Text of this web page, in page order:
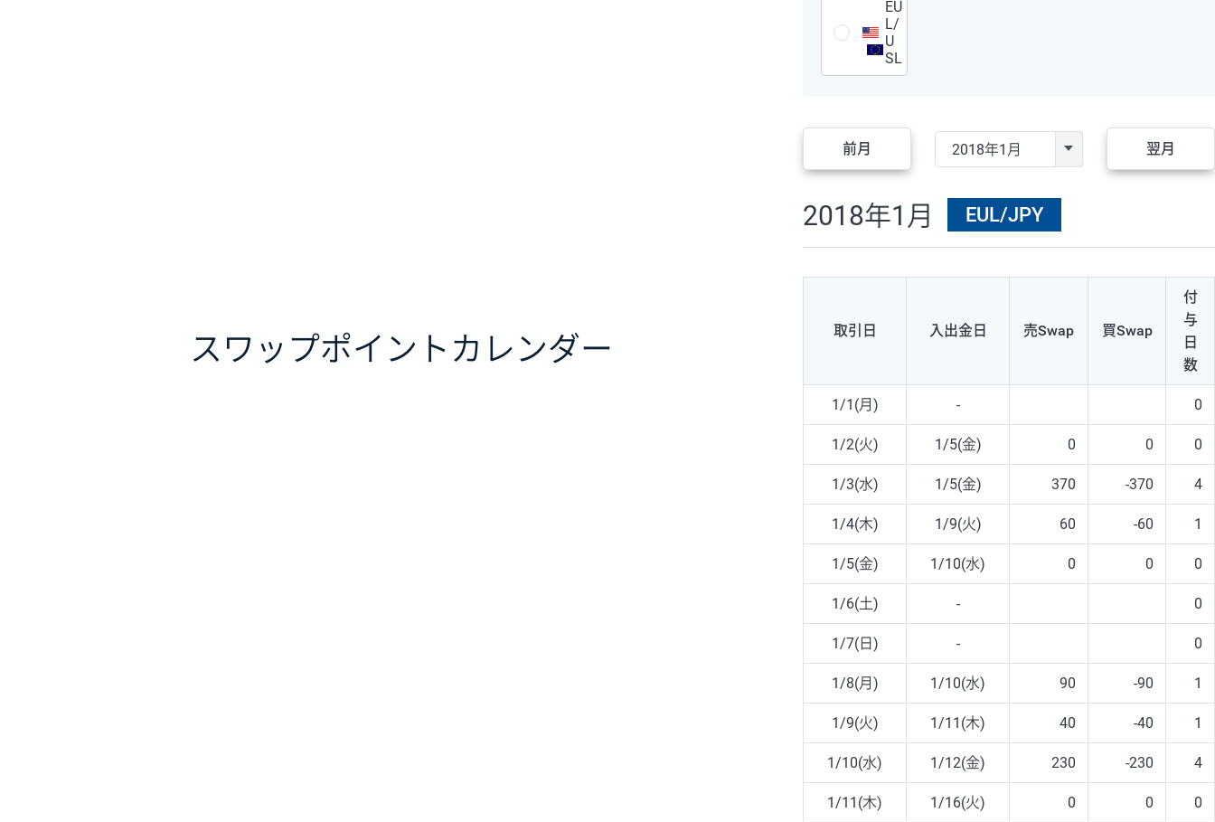
スワップポイント カレンダー
EU
L/
U
SL
前月 翌月
2018年1月 EUL/JPY
取引日 入出金日 売Swap 買Swap
付
与
日
数
1/1(月) - 0
1/2(火) 1/5(金) 0 0 0
1/3(水) 1/5(金) 370 -370 4
1/4(木) 1/9(火) 60 -60 1
1/5(金) 1/10(水) 0 0 0
1/6(土) - 0
1/7(日) - 0
1/8(月) 1/10(水) 90 -90 1
1/9(火) 1/11(木) 40 -40 1
1/10(水) 1/12(金) 230 -230 4
1/11(木) 1/16(火) 0 0 0